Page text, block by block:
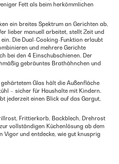
Fett als beim herkömmlichen
ein breites Spektrum an Gerichten ab,
lieber manuell arbeitet, stellt Zeit und
Die Dual-Cooking-Funktion erlaubt
und mehrere Gerichte
bei den 4 Einschubschienen. Der
gebräuntes Brathähnchen und
Glas hält die Außenfläche
– sicher für Haushalte mit Kindern.
jederzeit einen Blick auf das Gargut,
Frittierkorb, Backblech, Drehrost
vollständigen Küchenlösung ab dem
Vigor und entdecke, wie gut knusprig